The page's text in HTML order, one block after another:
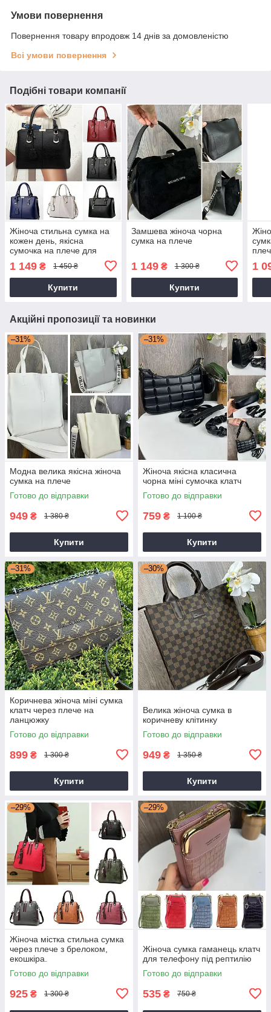
Умови повернення
Повернення товару впродовж 14 днів за домовленістю
Всі умови повернення
Подібні товари компанії
Жіноча стильна сумка на
кожен день, якісна
сумочка на плече для
1 149 ₴ 1 450 ₴
Купити
Замшева жіноча чорна
сумка на плече
1 149₴ 1 300 ₴
Купити
1
Акційні пропозиції та новинки
–31%
Модна велика якісна жіноча
сумка на плече
Готово до відправки
949 ₴ 1 380 ₴
Купити
–31%
Жіноча якісна класична
чорна міні сумочка клатч
Готово до відправки
759 ₴ 1 100 ₴
Купити
–31%
Коричнева жіноча міні сумка
клатч через плече на
ланцюжку
Готово до відправки
899 ₴ 1 300 ₴
Купити
–30%
Велика жіноча сумка в
коричневу клітинку
Готово до відправки
949 ₴ 1 350 ₴
Купити
–29%
Жіноча містка стильна сумка
через плече з брелоком,
екошкіра.
Готово до відправки
925 ₴ 1 300 ₴
–29%
Жіноча сумка гаманець клатч
для телефону під рептилію
Готово до відправки
535 ₴ 750 ₴